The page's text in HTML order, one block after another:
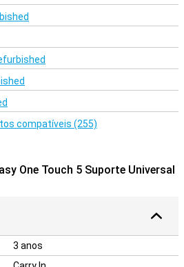
compatíveis (255)
One Touch 5 Suporte Universal
3 anos